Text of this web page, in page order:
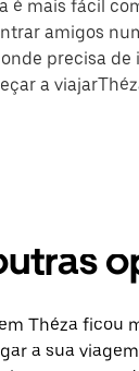
é mais fácil
amigos
precisa de
a
Théza ficou
a sua